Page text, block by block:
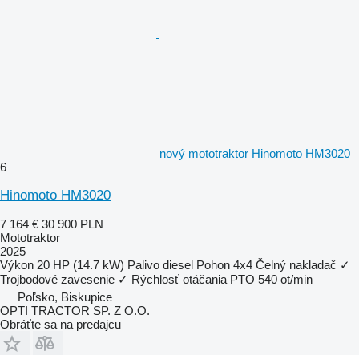
nový mototraktor Hinomoto HM3020
6
Hinomoto HM3020
7 164 € 30 900 PLN
Mototraktor
2025
Výkon 20 HP (14.7 kW) Palivo diesel Pohon 4x4 Čelný nakladač ✓
Trojbodové zavesenie ✓ Rýchlosť otáčania PTO 540 ot/min
Poľsko, Biskupice
OPTI TRACTOR SP. Z O.O.
Obráťte sa na predajcu